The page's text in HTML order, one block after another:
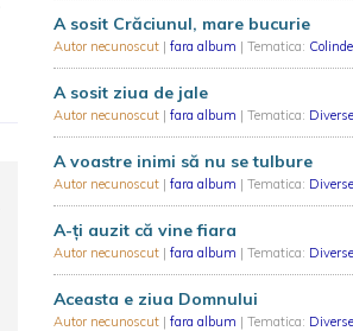
A sosit Crăciunul, mare bucurie
Autor necunoscut | fara album | Tematica: Colinde
A sosit ziua de jale
Autor necunoscut | fara album | Tematica: Diverse
A voastre inimi să nu se tulbure
Autor necunoscut | fara album | Tematica: Diverse
A-ți auzit că vine fiara
Autor necunoscut | fara album | Tematica: Diverse
Aceasta e ziua Domnului
Autor necunoscut | fara album | Tematica: Diverse